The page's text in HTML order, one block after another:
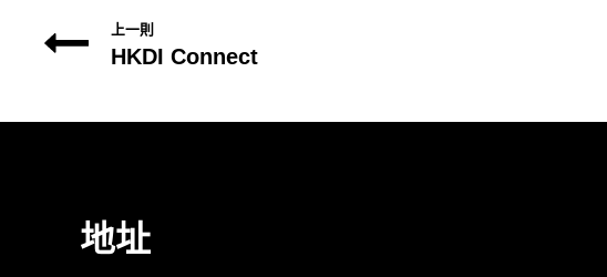
上一則
HKDI Connect
地址